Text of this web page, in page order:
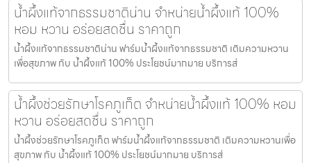
น้ำผึ้งแท้จากธรรมชาติน่าน จำหน่ายน้ำผึ้งแท้ 100%
หอม หวาน อร่อยสดชื่น ราคาถูก
น้ำผึ้งแท้จากธรรมชาติน่าน ฟาร์มน้ำผึ้งแท้จากธรรมชาติ เติมความหวาน
เพื่อสุขภาพ กับ น้ำผึ้งแท้ 100% ประโยชน์มากมาย บริการส่
น้ำผึ้งช่วยรักษาโรคภูเก็ต จำหน่ายน้ำผึ้งแท้ 100% หอม
หวาน อร่อยสดชื่น ราคาถูก
น้ำผึ้งช่วยรักษาโรคภูเก็ต ฟาร์มน้ำผึ้งแท้จากธรรมชาติ เติมความหวานเพื่อ
สุขภาพ กับ น้ำผึ้งแท้ 100% ประโยชน์มากมาย บริการส่